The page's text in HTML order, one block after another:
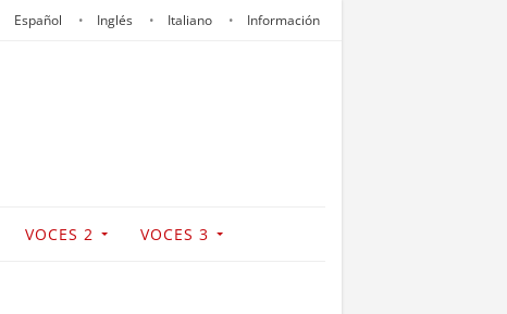
Español Inglés Italiano Información
VOCES 2 VOCES 3